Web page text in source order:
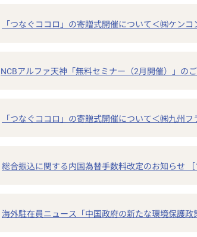
「つなぐココロ」の寄贈式開催について＜㈱ケンコ
NCBアルファ天神「無料セミナー（2月開催）」の
「つなぐココロ」の寄贈式開催について＜㈱九州フ
総合振込に関する内国為替手数料改定のお知らせ ［
海外駐在員ニュース「中国政府の新たな環境保護政